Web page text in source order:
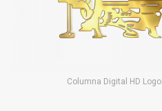
Columna Digital HD Logo